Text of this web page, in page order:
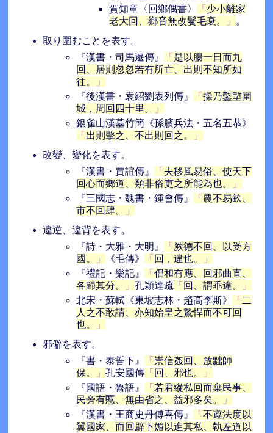
賀知章〈回鄉偶書〉
少小離家
老大回、鄉音無改鬢毛衰。
。
取り圍むことを表す。
『漢書・司馬遷傳』
是以腸一日而九
回、居則忽忽若有所亡、出則不知所如
往。
『後漢書・袁紹劉表列傳』
操乃鑿塹圍
城，周回四十里。
銀雀山漢墓竹簡《孫臏兵法・五名五恭》
出則擊之、不出則回之。
改變、變化を表す。
『漢書・賈誼傳』
夫移風易俗、使天下
回心而鄉道、類非俗吏之所能為也。
『三國志・魏書・鍾會傳』
農不易畝、
市不回肆。
違逆、違背を表す。
『詩・大雅・大明』
厥德不回、以受方
國。
《毛傳》
回，違也。
『禮記・樂記』
倡和有應、回邪曲直、
各歸其分。
孔穎達疏
回、謂乖違。
北宋・蘇軾《東坡志林・趙高李斯》
二
人之不敢請、亦知始皇之鷙悍而不可回
也。
邪僻を表す。
『書・泰誓下』
崇信姦回、放黜師
保。
孔安國傳
回、邪也。
『國語・魯語』
若君縱私回而棄民事、
民旁有慝、無由省之、益邪多矣。
『漢書・王商史丹傅喜傳』
不遵法度以
翼國家、而回辟下媚以進其私、執左道以